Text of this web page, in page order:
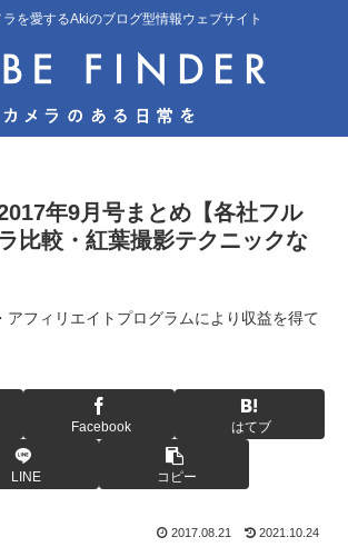
を愛するAkiのブログ型情報ウェブサイト
年9月号まとめ【各社フル
比較・紅葉撮影テクニックな
フィリエイトプログラムにより収益を得て
Facebook はてブ
LINE コピー
2017.08.21 2021.10.24